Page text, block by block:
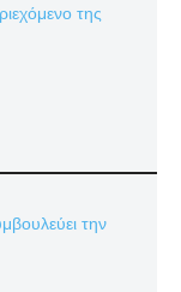
της
την